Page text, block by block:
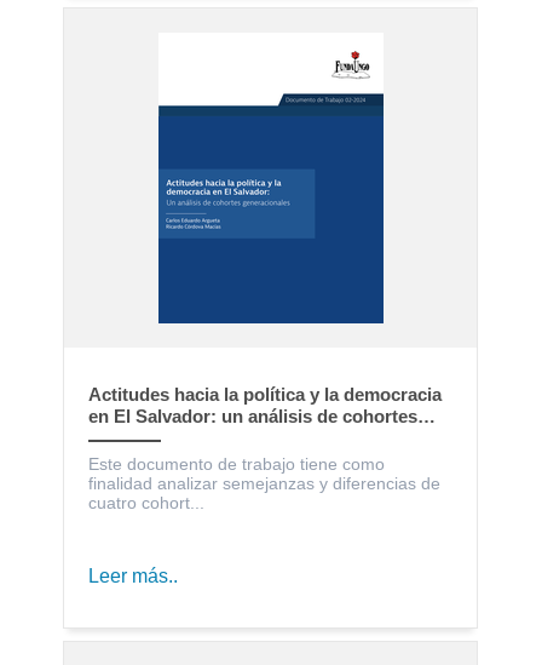
Actitudes hacia la política y la democracia
en El Salvador: un análisis de cohortes
generacionales
Este documento de trabajo tiene como
finalidad analizar semejanzas y diferencias de
cuatro cohort...
Leer más..